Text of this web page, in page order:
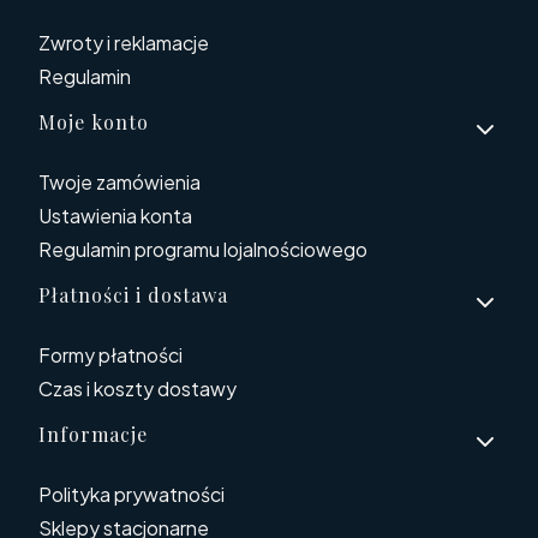
Zwroty i reklamacje
Regulamin
Moje konto
Twoje zamówienia
Ustawienia konta
Regulamin programu lojalnościowego
Płatności i dostawa
Formy płatności
Czas i koszty dostawy
Informacje
Polityka prywatności
Sklepy stacjonarne